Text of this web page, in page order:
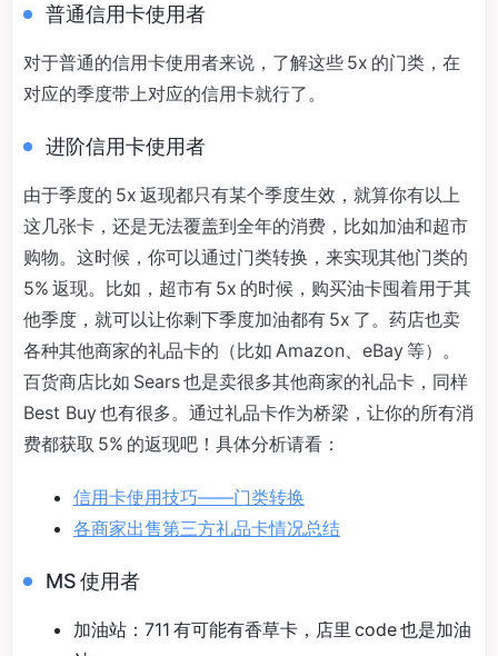
普通信用卡使用者
对于普通的信用卡使用者来说，了解这些 5x 的门类，在
对应的季度带上对应的信用卡就行了。
进阶信用卡使用者
由于季度的 5x 返现都只有某个季度生效，就算你有以上
这几张卡，还是无法覆盖到全年的消费，比如加油和超市
购物。这时候，你可以通过门类转换，来实现其他门类的
5% 返现。比如，超市有 5x 的时候，购买油卡囤着用于其
他季度，就可以让你剩下季度加油都有 5x 了。药店也卖
各种其他商家的礼品卡的（比如 Amazon、eBay 等）。
百货商店比如 Sears 也是卖很多其他商家的礼品卡，同样
Best Buy 也有很多。通过礼品卡作为桥梁，让你的所有消
费都获取 5% 的返现吧！具体分析请看：
信用卡使用技巧——门类转换
各商家出售第三方礼品卡情况总结
MS 使用者
加油站：711 有可能有香草卡，店里 code 也是加油